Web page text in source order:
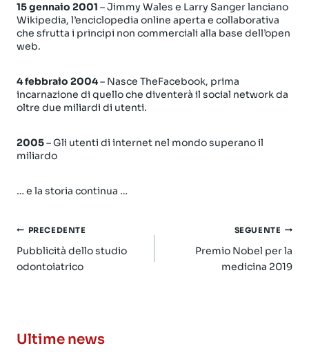
15 gennaio 2001 – Jimmy Wales e Larry Sanger lanciano
Wikipedia, l’enciclopedia online aperta e collaborativa
che sfrutta i principi non commerciali alla base dell’open
web.
4 febbraio 2004– Nasce TheFacebook, prima
incarnazione di quello che diventerà il social network da
oltre due miliardi di utenti.
2005– Gli utenti di internet nel mondo superano il
miliardo
… e la storia continua …
Navigazione
articoli
PRECEDENTE
Pubblicità dello studio
odontoiatrico
SEGUENTE
Premio Nobel per la
medicina 2019
Ultime news